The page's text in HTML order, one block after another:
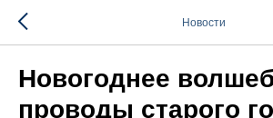
Новости
Новогоднее
проводы старого